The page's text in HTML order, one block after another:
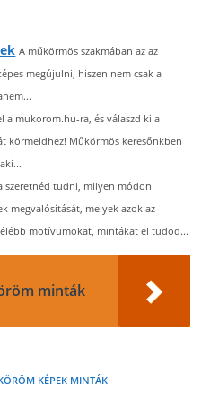
A műkörmös szakmában az az
megújulni, hiszen nem csak a
a mukorom.hu-ra, és válaszd ki a
körmeidhez! Műkörmös keresőnkben
szeretnéd tudni, milyen módon
megvalósítását, melyek azok az
motívumokat, mintákat el tudod...
minták
KÉPEK MINTÁK